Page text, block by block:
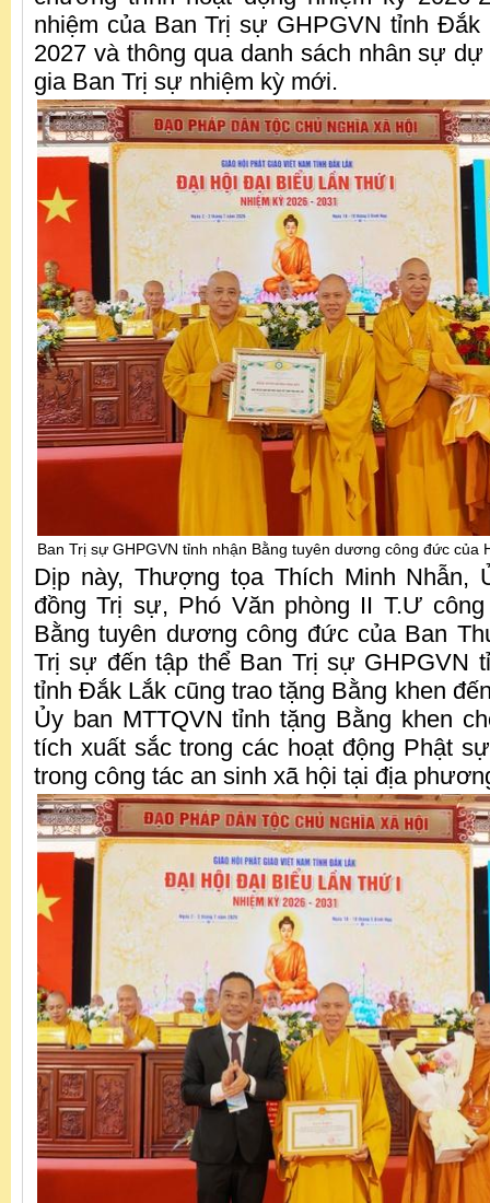
nhiệm của Ban Trị sự GHPGVN tỉnh Đắk
2027 và thông qua danh sách nhân sự
gia Ban Trị sự nhiệm kỳ mới.
Ban Trị sự GHPGVN tỉnh nhận Bằng tuyên dương công đức của
Dịp này, Thượng tọa Thích Minh Nhẫn,
đồng Trị sự, Phó Văn phòng II T.Ư
Bằng tuyên dương công đức của Ban
Trị sự đến tập thể Ban Trị sự GHPGVN
tỉnh Đắk Lắk cũng trao tặng Bằng khen
Ủy ban MTTQVN tỉnh tặng Bằng khen
tích xuất sắc trong các hoạt động Phật
trong công tác an sinh xã hội tại địa